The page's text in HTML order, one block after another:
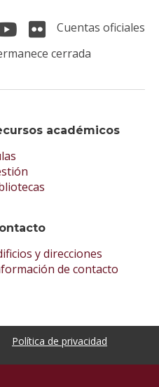
académicos
y direcciones
de contacto
Cuentas oficiales
cerrada
Política de privacidad